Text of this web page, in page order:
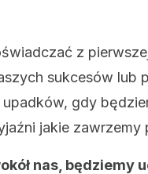
z
sukcesów lub
upadków, gdy
jakie
nas, będziemy